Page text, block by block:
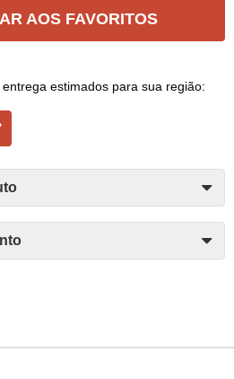
AOS FAVORITOS
estimados para sua região: